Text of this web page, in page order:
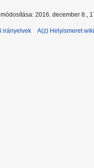
2016. december 8.,
irányelvek A(z) Helyismeret